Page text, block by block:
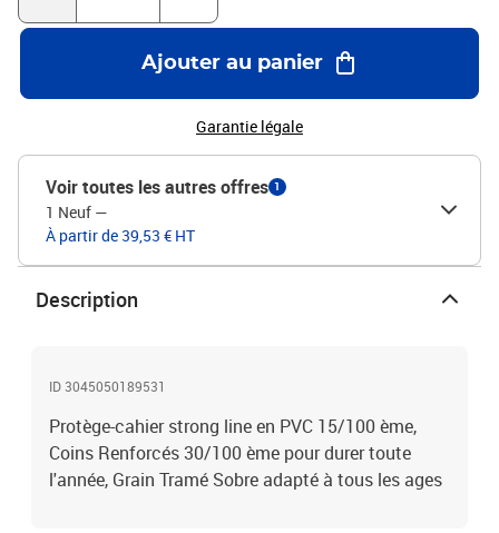
Ajouter au panier
Garantie légale
Voir toutes les autres offres 1
1 Neuf —
À partir de 39,53 € HT
Description
ID 3045050189531
Protège-cahier strong line en PVC 15/100 ème,
Coins Renforcés 30/100 ème pour durer toute
l'année, Grain Tramé Sobre adapté à tous les ages